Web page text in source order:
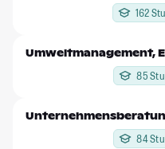
162
Umweltmanagement,
85
84